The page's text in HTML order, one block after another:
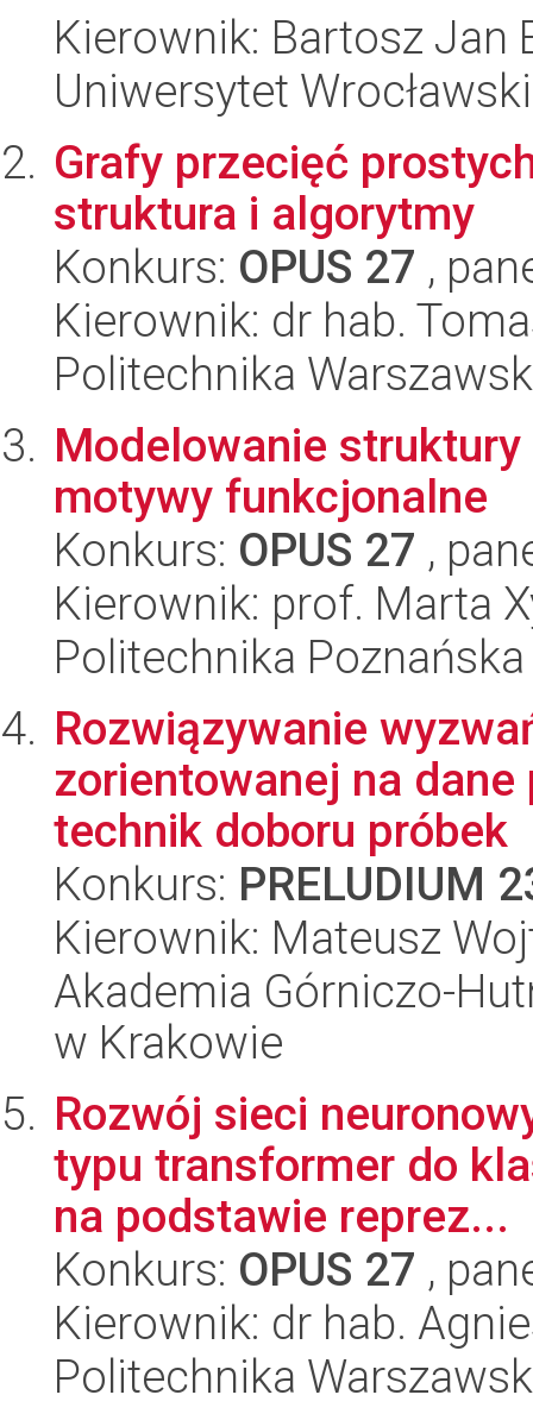
Kierownik: Bartosz Jan
Uniwersytet Wrocławski
Grafy przecięć
struktura i algorytmy
Konkurs: OPUS 27 ,
Kierownik: dr hab.
Politechnika
Modelowanie
motywy funkcjonalne
Konkurs: OPUS 27 ,
Kierownik: prof. Marta
Politechnika Poznańska
Rozwiązywanie
zorientowanej na
technik doboru próbek
Konkurs: PRELUDIUM
Kierownik: Mateusz
Akademia Górniczo-
w Krakowie
Rozwój sieci
typu transformer do
na podstawie reprez...
Konkurs: OPUS 27 ,
Kierownik: dr hab.
Politechnika